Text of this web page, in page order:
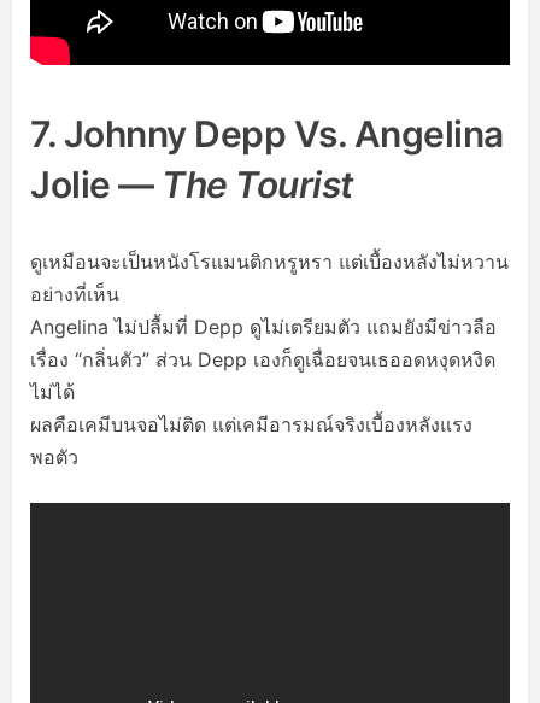
7. Johnny Depp Vs. Angelina
Jolie — The Tourist
ดูเหมือนจะเป็นหนังโรแมนติกหรูหรา แต่เบื้องหลังไม่หวาน
อย่างที่เห็น
Angelina ไม่ปลื้มที่ Depp ดูไม่เตรียมตัว แถมยังมีข่าวลือ
เรื่อง “กลิ่นตัว” ส่วน Depp เองก็ดูเฉื่อยจนเธออดหงุดหงิด
ไม่ได้
ผลคือเคมีบนจอไม่ติด แต่เคมีอารมณ์จริงเบื้องหลังแรง
พอตัว